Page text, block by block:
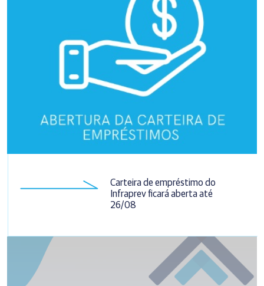
Carteira de empréstimo do
Infraprev ficará aberta até
26/08